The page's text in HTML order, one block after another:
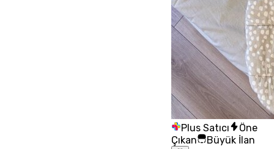
Plus Satıcı
Öne
Çıkan
Büyük İlan